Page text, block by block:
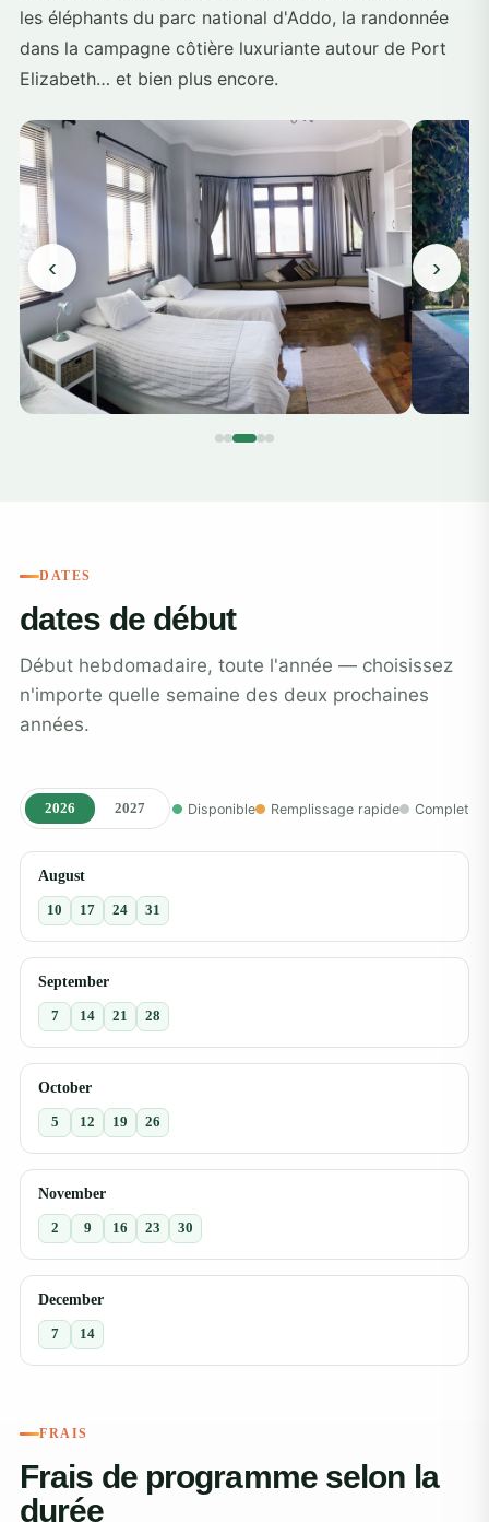
les éléphants du parc national d'Addo, la randonnée
dans la campagne côtière luxuriante autour de Port
Elizabeth… et bien plus encore.
‹ ›
DATES
dates de début
Début hebdomadaire, toute l'année — choisissez
n'importe quelle semaine des deux prochaines
années.
2026 2027 Disponible Remplissage rapide Complet
August
10 17 24 31
September
7 14 21 28
October
5 12 19 26
November
2 9 16 23 30
December
7 14
FRAIS
Frais de programme selon la
durée